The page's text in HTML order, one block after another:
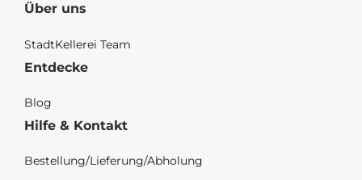
Über uns
StadtKellerei Team
Entdecke
Blog
Hilfe & Kontakt
Bestellung/Lieferung/Abholung